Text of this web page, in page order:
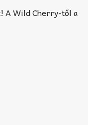
A Wild Cherry-től a